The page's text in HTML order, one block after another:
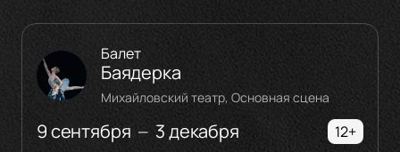
9 сентября — 3 декабря
Балет
Баядерка
Михайловский театр, Основная сцена
12+